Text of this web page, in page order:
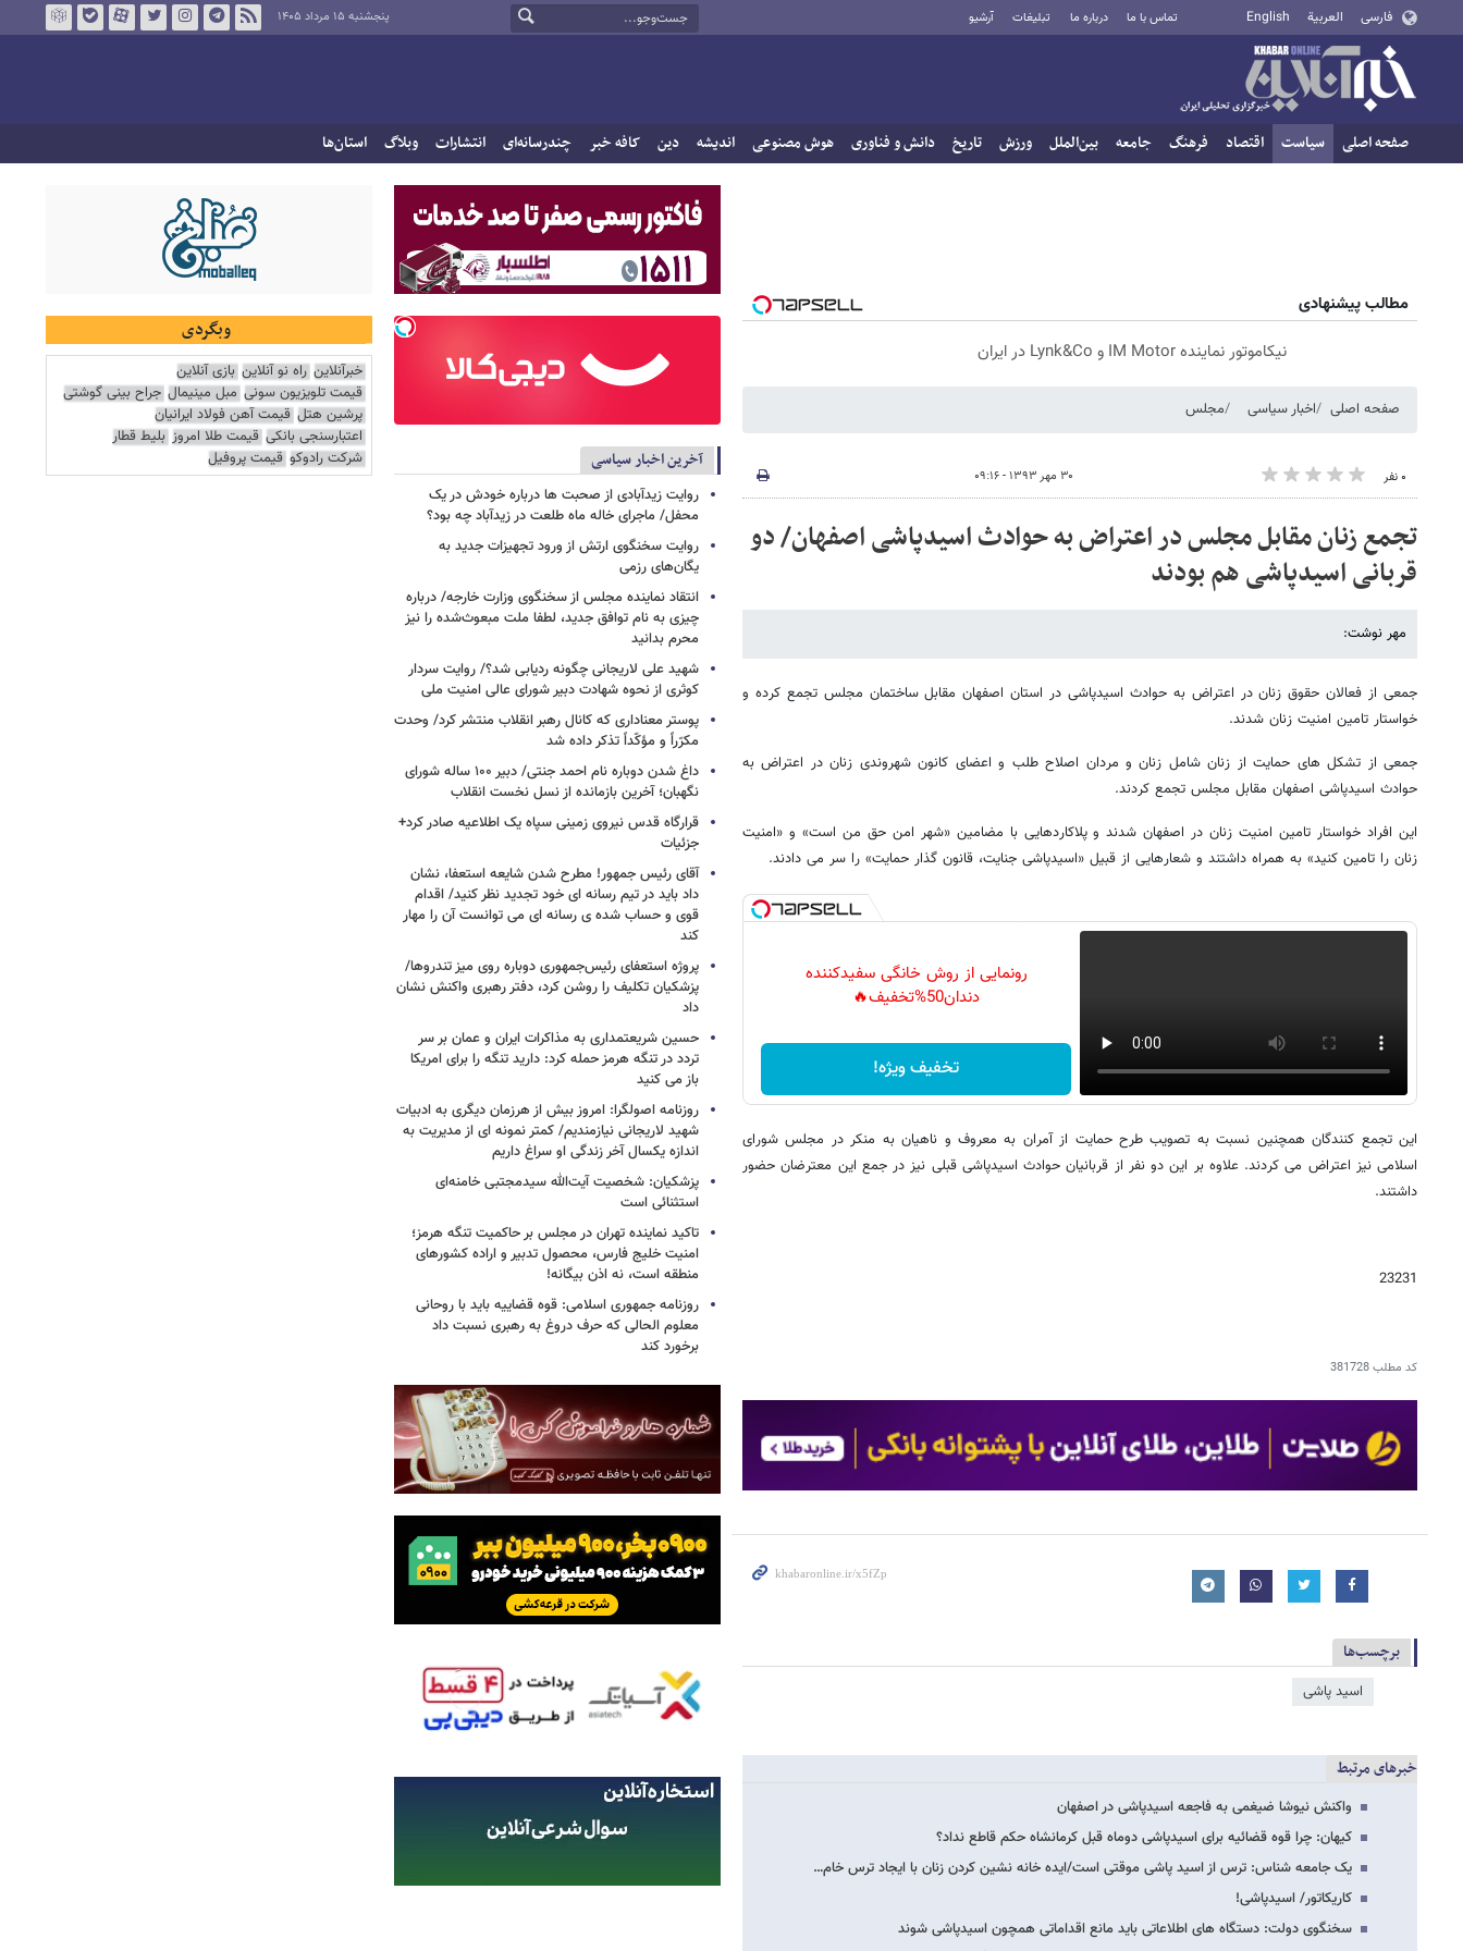
فارسی العربية English تماس با ما درباره ما تبلیغات آرشیو پنجشنبه ۱۵ مرداد ۱۴۰۵
صفحه اصلی سیاست اقتصاد فرهنگ جامعه بین‌الملل ورزش تاریخ دانش و فناوری هوش مصنوعی اندیشه دین کافه خبر چندرسانه‌ای انتشارات وبلاگ استان‌ها
مطالب پیشنهادی
نیکاموتور نماینده IM Motor و Lynk&Co در ایران
صفحه اصلی اخبار سیاسی مجلس
۰ نفر ۳۰ مهر ۱۳۹۳ - ۰۹:۱۶
تجمع زنان مقابل مجلس در اعتراض به حوادث اسیدپاشی اصفهان/ دو
قربانی اسیدپاشی هم بودند
مهر نوشت:
جمعی از فعالان حقوق زنان در اعتراض به حوادث اسیدپاشی در استان اصفهان مقابل ساختمان مجلس تجمع کرده و
خواستار تامین امنیت زنان شدند.
جمعی از تشکل های حمایت از زنان شامل زنان و مردان اصلاح طلب و اعضای کانون شهروندی زنان در اعتراض به
حوادث اسیدپاشی اصفهان مقابل مجلس تجمع کردند.
این افراد خواستار تامین امنیت زنان در اصفهان شدند و پلاکاردهایی با مضامین «شهر امن حق من است» و «امنیت
زنان را تامین کنید» به همراه داشتند و شعارهایی از قبیل «اسیدپاشی جنایت، قانون گذار حمایت» را سر می دادند.
رونمایی از روش خانگی سفیدکننده
دندان50%تخفیف🔥
تخفیف ویژه!
این تجمع کنندگان همچنین نسبت به تصویب طرح حمایت از آمران به معروف و ناهیان به منکر در مجلس شورای
اسلامی نیز اعتراض می کردند. علاوه بر این دو نفر از قربانیان حوادث اسیدپاشی قبلی نیز در جمع این معترضان حضور
داشتند.
23231
کد مطلب381728
برچسب‌ها
اسید پاشی
خبرهای مرتبط
واکنش نیوشا ضیغمی به فاجعه اسیدپاشی در اصفهان
کیهان: چرا قوه قضائیه برای اسیدپاشی دوماه قبل کرمانشاه حکم قاطع نداد؟
یک جامعه شناس: ترس از اسید پاشی موقتی است/ایده خانه نشین کردن زنان با ایجاد ترس خام…
کاریکاتور/ اسیدپاشی!
سخنگوی دولت: دستگاه های اطلاعاتی باید مانع اقداماتی همچون اسیدپاشی شوند
آخرین اخبار سیاسی
روایت زیدآبادی از صحبت ها درباره خودش در یک
محفل/ ماجرای خاله ماه طلعت در زیدآباد چه بود؟
روایت سخنگوی ارتش از ورود تجهیزات جدید به
یگان‌های رزمی
انتقاد نماینده مجلس از سخنگوی وزارت خارجه/ درباره
چیزی به نام توافق جدید، لطفا ملت مبعوث‌شده را نیز
محرم بدانید
شهید علی لاریجانی چگونه ردیابی شد؟/ روایت سردار
کوثری از نحوه شهادت دبیر شورای عالی امنیت ملی
پوستر معناداری که کانال رهبر انقلاب منتشر کرد/ وحدت
مکرّراً و مؤکّداً تذکر داده شد
داغ شدن دوباره نام احمد جنتی/ دبیر ۱۰۰ ساله شورای
نگهبان؛ آخرین بازمانده از نسل نخست انقلاب
قرارگاه قدس نیروی زمینی سپاه یک اطلاعیه صادر کرد+
جزئیات
آقای رئیس جمهور! مطرح شدن شایعه استعفا، نشان
داد باید در تیم رسانه ای خود تجدید نظر کنید/ اقدام
قوی و حساب شده ی رسانه ای می توانست آن را مهار
کند
پروژه استعفای رئیس‌جمهوری دوباره روی میز تندروها/
پزشکیان تکلیف را روشن کرد، دفتر رهبری واکنش نشان
داد
حسین شریعتمداری به مذاکرات ایران و عمان بر سر
تردد در تنگه هرمز حمله کرد: دارید تنگه را برای امریکا
باز می کنید
روزنامه اصولگرا: امروز بیش از هرزمان دیگری به ادبیات
شهید لاریجانی نیازمندیم/ کمتر نمونه ای از مدیریت به
اندازه یکسال آخر زندگی او سراغ داریم
پزشکیان: شخصیت آیت‌الله سیدمجتبی خامنه‌ای
استثنائی است
تاکید نماینده تهران در مجلس بر حاکمیت تنگه هرمز؛
امنیت خلیج فارس، محصول تدبیر و اراده کشورهای
منطقه است، نه اذن بیگانه!
روزنامه جمهوری اسلامی: قوه قضاییه باید با روحانی
معلوم الحالی که حرف دروغ به رهبری نسبت داد
برخورد کند
وبگردی
خبرآنلاین راه نو آنلاین بازی آنلاین
قیمت تلویزیون سونی مبل مینیمال جراح بینی گوشتی
پرشین هتل قیمت آهن فولاد ایرانیان
اعتبارسنجی بانکی قیمت طلا امروز بلیط قطار
شرکت رادوکو قیمت پروفیل